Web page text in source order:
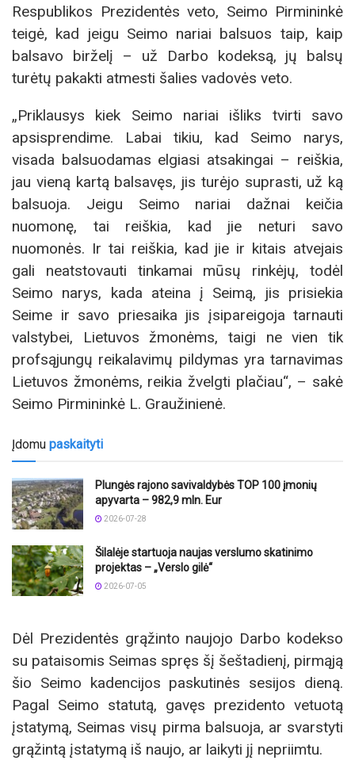
Respublikos Prezidentės veto, Seimo Pirmininkė
teigė, kad jeigu Seimo nariai balsuos taip, kaip
balsavo birželį – už Darbo kodeksą, jų balsų
turėtų pakakti atmesti šalies vadovės veto.
„Priklausys kiek Seimo nariai išliks tvirti savo
apsisprendime. Labai tikiu, kad Seimo narys,
visada balsuodamas elgiasi atsakingai – reiškia,
jau vieną kartą balsavęs, jis turėjo suprasti, už ką
balsuoja. Jeigu Seimo nariai dažnai keičia
nuomonę, tai reiškia, kad jie neturi savo
nuomonės. Ir tai reiškia, kad jie ir kitais atvejais
gali neatstovauti tinkamai mūsų rinkėjų, todėl
Seimo narys, kada ateina į Seimą, jis prisiekia
Seime ir savo priesaika jis įsipareigoja tarnauti
valstybei, Lietuvos žmonėms, taigi ne vien tik
profsąjungų reikalavimų pildymas yra tarnavimas
Lietuvos žmonėms, reikia žvelgti plačiau“, – sakė
Seimo Pirmininkė L. Graužinienė.
Įdomu paskaityti
Plungės rajono savivaldybės TOP 100 įmonių
apyvarta – 982,9 mln. Eur
2026-07-28
Šilalėje startuoja naujas verslumo skatinimo
projektas – „Verslo gilė“
2026-07-05
Dėl Prezidentės grąžinto naujojo Darbo kodekso
su pataisomis Seimas spręs šį šeštadienį, pirmąją
šio Seimo kadencijos paskutinės sesijos dieną.
Pagal Seimo statutą, gavęs prezidento vetuotą
įstatymą, Seimas visų pirma balsuoja, ar svarstyti
grąžintą įstatymą iš naujo, ar laikyti jį nepriimtu.